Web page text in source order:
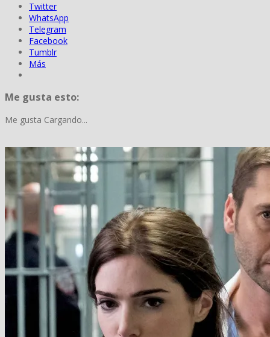
Twitter
WhatsApp
Telegram
Facebook
Tumblr
Más
Me gusta esto:
Me gusta Cargando...